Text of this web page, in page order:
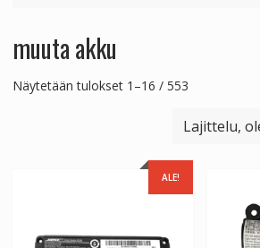
muuta akku
Näytetään tulokset 1–16 / 553
ALE!